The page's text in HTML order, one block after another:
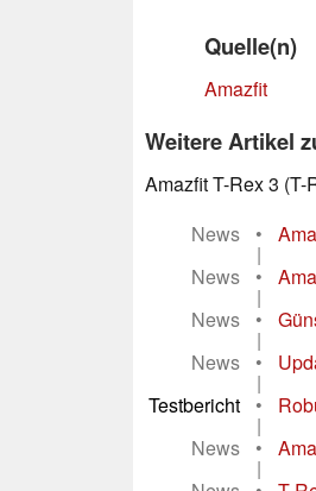
Quelle(n)
Amazfit
Weitere Artikel
Amazfit T-Rex 3 (T-
News
•
|
News
•
|
News
•
|
News
•
|
Testbericht
•
|
News
•
|